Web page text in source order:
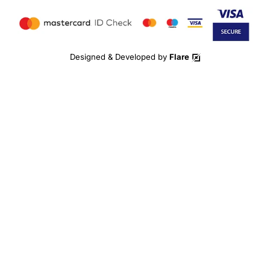
Designed & Developed by Flare